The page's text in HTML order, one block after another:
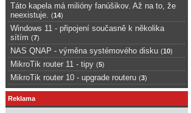
Táto kapela má milióny fanúšikov. Až na to, že
neexistuje.
(14)
Windows 11 - připojení současně k několika
sítím (7)
NAS QNAP - výměna systémového disku (10)
MikroTik router 11 - tipy (5)
MikroTik router 10 - upgrade routeru (3)
Reklama